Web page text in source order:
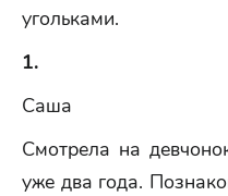
угольками.
1.
Саша
Смотрела на
уже два года.